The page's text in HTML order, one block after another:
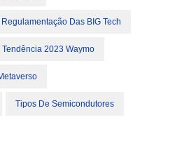
Das BIG Tech
Tendência 2023 Waymo
Tipos De Semicondutores